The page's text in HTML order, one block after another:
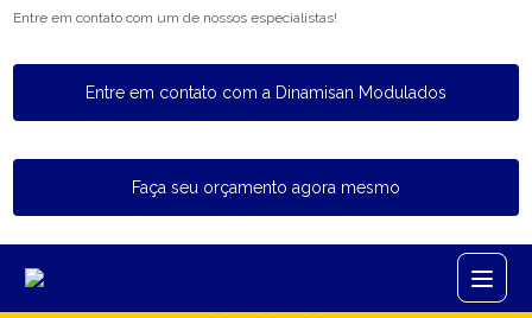
Entre em contato com um de nossos especialistas!
Entre em contato com a Dinamisan Modulados
Faça seu orçamento agora mesmo